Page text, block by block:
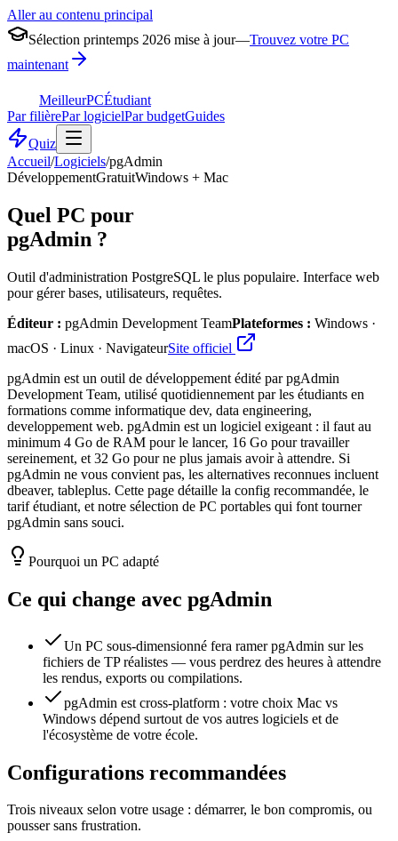
Aller au contenu principal
Sélection printemps 2026 mise à jour—Trouvez votre PC
maintenant
MeilleurPCÉtudiant
Par filièrePar logicielPar budgetGuides
Quiz
Accueil/Logiciels/pgAdmin
DéveloppementGratuitWindows + Mac
Quel PC pour
pgAdmin ?
Outil d'administration PostgreSQL le plus populaire. Interface web
pour gérer bases, utilisateurs, requêtes.
Éditeur : pgAdmin Development TeamPlateformes : Windows ·
macOS · Linux · NavigateurSite officiel
pgAdmin est un outil de développement édité par pgAdmin
Development Team, utilisé quotidiennement par les étudiants en
formations comme informatique dev, data engineering,
developpement web. pgAdmin est un logiciel exigeant : il faut au
minimum 4 Go de RAM pour le lancer, 16 Go pour travailler
sereinement, et 32 Go pour ne plus jamais avoir à attendre. Si
pgAdmin ne vous convient pas, les alternatives reconnues incluent
dbeaver, tableplus. Cette page détaille la config recommandée, le
tarif étudiant, et notre sélection de PC portables qui font tourner
pgAdmin sans souci.
Pourquoi un PC adapté
Ce qui change avec pgAdmin
Un PC sous-dimensionné fera ramer pgAdmin sur les
fichiers de TP réalistes — vous perdrez des heures à attendre
les rendus, exports ou compilations.
pgAdmin est cross-platform : votre choix Mac vs
Windows dépend surtout de vos autres logiciels et de
l'écosystème de votre école.
Configurations recommandées
Trois niveaux selon votre usage : démarrer, le bon compromis, ou
pousser sans frustration.